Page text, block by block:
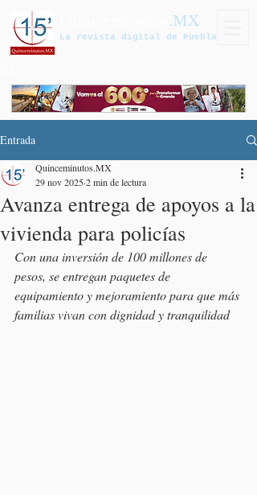
.MX
La revista digital de Puebla
Entrada
Avanza entrega de apoyos a la
vivienda para policías
Quinceminutos.MX
29 nov 20252 min de lectura
Con una inversión de 100 millones de
pesos, se entregan paquetes de
equipamiento y mejoramiento para que más
familias vivan con dignidad y tranquilidad